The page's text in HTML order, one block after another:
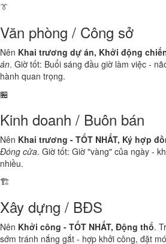
👔
Văn phòng / Công sở
Nên Khai trương dự án, Khởi động
án. Giờ tốt: Buổi sáng đầu giờ làm việc -
hành quan trọng.
🏪
Kinh doanh / Buôn bán
Nên Khai trương - TỐT NHẤT, Ký hợp
Đóng cửa. Giờ tốt: Giờ "vàng" của ngày -
nhiều.
🏗️
Xây dựng / BĐS
Nên Khởi công - TỐT NHẤT, Động thổ.
sớm tránh nắng gắt - hợp khởi công, đặt